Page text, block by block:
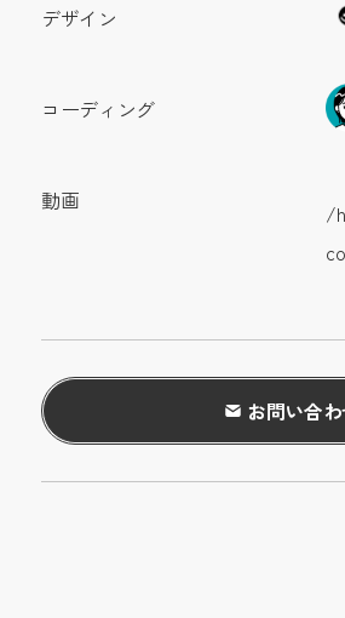
デザイン
コーディング
動画
/
お問い合